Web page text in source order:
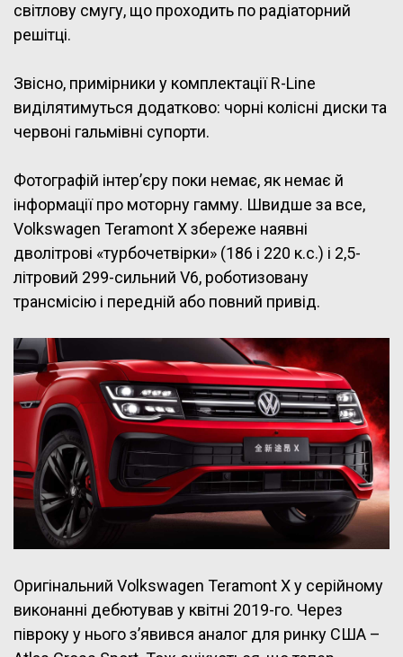
світлову смугу, що проходить по радіаторний
решітці.
Звісно, примірники у комплектації R-Line
виділятимуться додатково: чорні колісні диски та
червоні гальмівні супорти.
Фотографій інтер’єру поки немає, як немає й
інформації про моторну гамму. Швидше за все,
Volkswagen Teramont X збереже наявні
дволітрові «турбочетвірки» (186 і 220 к.с.) і 2,5-
літровий 299-сильний V6, роботизовану
трансмісію і передній або повний привід.
Оригінальний Volkswagen Teramont X у серійному
виконанні дебютував у квітні 2019-го. Через
півроку у нього з’явився аналог для ринку США –